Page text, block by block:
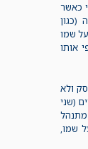
החליטה בחודש אוגוסט 2022 כי כאשר
שיש לו רישיון עסק קבוע לפי פריט 7.7.ה (כגון
שמו
אותו
ולא
(שני
שמו,